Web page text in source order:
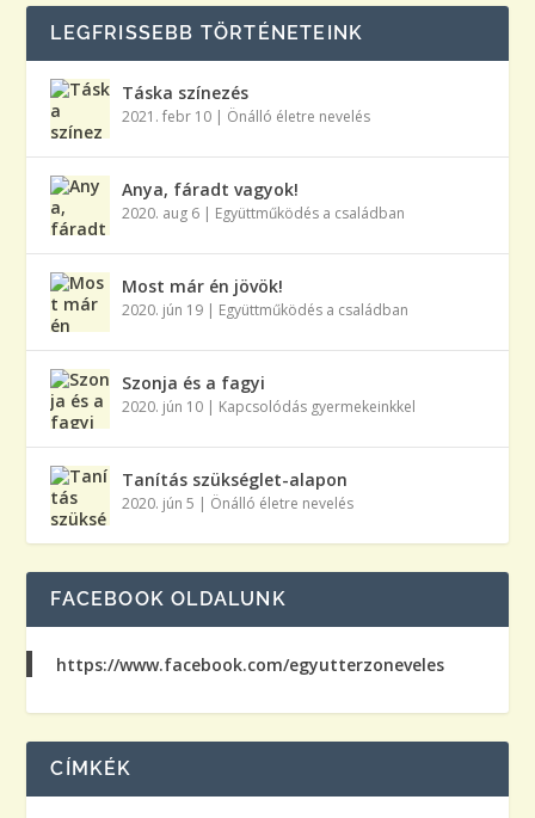
LEGFRISSEBB TÖRTÉNETEINK
Táska színezés
2021. febr 10 | Önálló életre nevelés
Anya, fáradt vagyok!
2020. aug 6 | Együttműködés a családban
Most már én jövök!
2020. jún 19 | Együttműködés a családban
Szonja és a fagyi
2020. jún 10 | Kapcsolódás gyermekeinkkel
Tanítás szükséglet-alapon
2020. jún 5 | Önálló életre nevelés
FACEBOOK OLDALUNK
https://www.facebook.com/egyutterzoneveles
CÍMKÉK